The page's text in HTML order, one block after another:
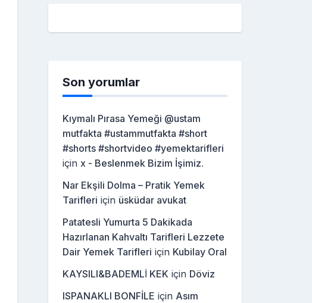
Son yorumlar
Kıymalı Pırasa Yemeği @ustam
mutfakta #ustammutfakta #short
#shorts #shortvideo #yemektarifleri
için x - Beslenmek Bizim İşimiz.
Nar Ekşili Dolma – Pratik Yemek
Tarifleri için üsküdar avukat
Patatesli Yumurta 5 Dakikada
Hazırlanan Kahvaltı Tarifleri Lezzete
Dair Yemek Tarifleri için Kubilay Oral
KAYSILI&BADEMLİ KEK için Döviz
ISPANAKLI BONFİLE için Asım